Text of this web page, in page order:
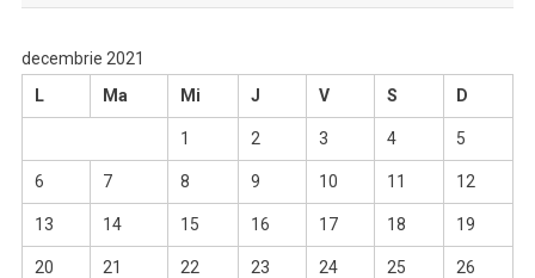
decembrie 2021
L
Ma Mi J V S D
1 2 3 4 5
6 7 8 9 10 11 12
13 14 15 16 17 18 19
20 21 22 23 24 25 26